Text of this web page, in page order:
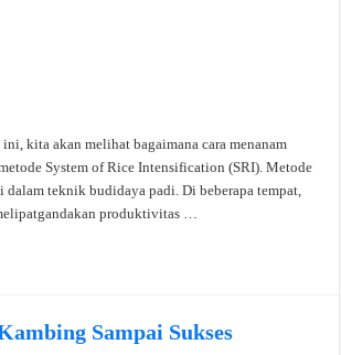
kita akan melihat bagaimana cara menanam
System of Rice Intensification (SRI). Metode
teknik budidaya padi. Di beberapa tempat,
produktivitas …
Sampai Sukses